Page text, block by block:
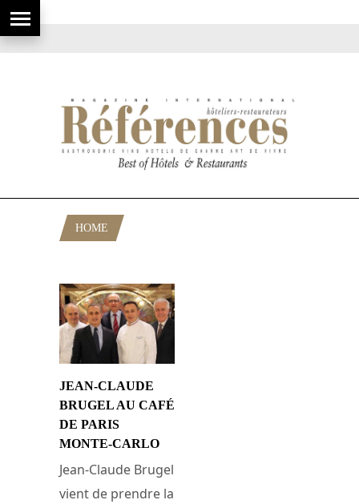
HOME
JEAN-CLAUDE
BRUGEL AU CAFÉ
DE PARIS
MONTE-CARLO
Jean-Claude Brugel
vient de prendre la